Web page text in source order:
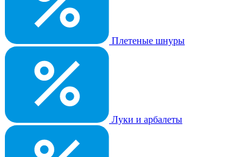
Плетеные шнуры
Луки и арбалеты